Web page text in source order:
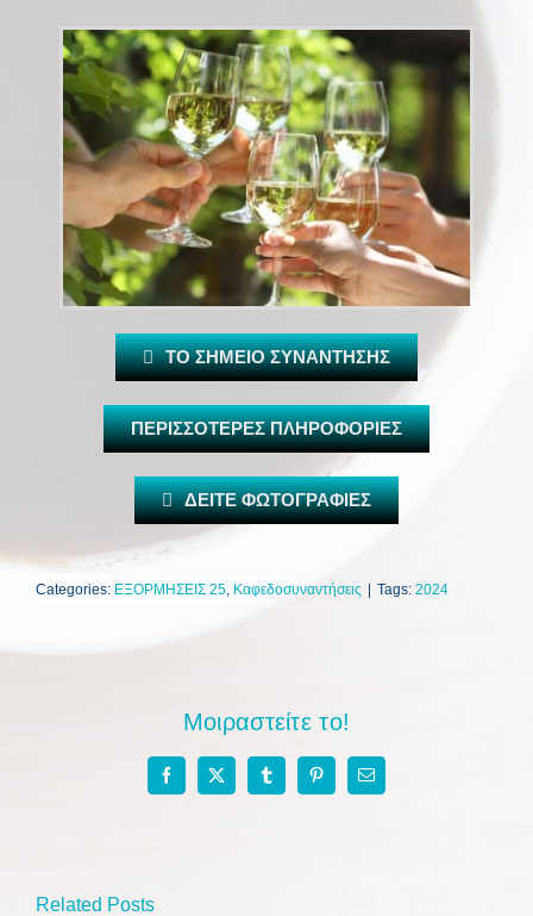
ΤΟ ΣΗΜΕΙΟ ΣΥΝΑΝΤΗΣΗΣ
ΠΕΡΙΣΣΟΤΕΡΕΣ ΠΛΗΡΟΦΟΡΙΕΣ
ΔΕΙΤΕ ΦΩΤΟΓΡΑΦΙΕΣ
Categories: ΕΞΟΡΜΗΣΕΙΣ 25, Καφεδοσυναντήσεις Tags: 2024
Μοιραστείτε το!
Facebook
X TumblrPinterestEmail
Related Posts